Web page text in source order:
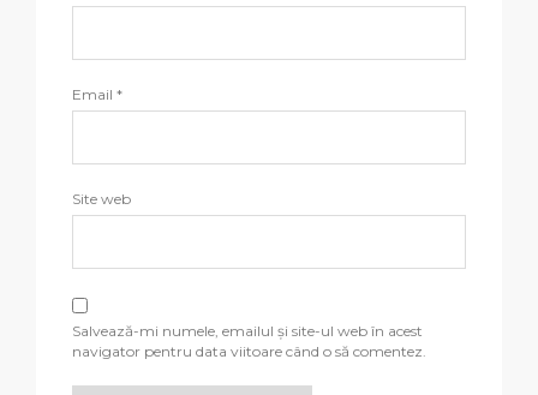
Email *
Site web
Salvează-mi numele, emailul și site-ul web în acest
navigator pentru data viitoare când o să comentez.